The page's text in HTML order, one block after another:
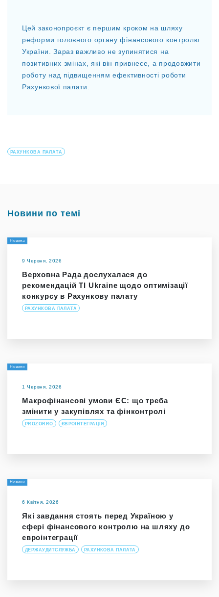
Цей законопроєкт є першим кроком на шляху
реформи головного органу фінансового контролю
України. Зараз важливо не зупинятися на
позитивних змінах, які він привнесе, а продовжити
роботу над підвищенням ефективності роботи
Рахункової палати.
РАХУНКОВА ПАЛАТА
Новини по темі
Новина
9 Червня, 2026
Верховна Рада дослухалася до
рекомендацій TI Ukraine щодо оптимізації
конкурсу в Рахункову палату
РАХУНКОВА ПАЛАТА
Новини
1 Червня, 2026
Макрофінансові умови ЄС: що треба
змінити у закупівлях та фінконтролі
PROZORRO ЄВРОІНТЕГРАЦІЯ
Новини
6 Квітня, 2026
Які завдання стоять перед Україною у
сфері фінансового контролю на шляху до
євроінтеграції
ДЕРЖАУДИТСЛУЖБА РАХУНКОВА ПАЛАТА